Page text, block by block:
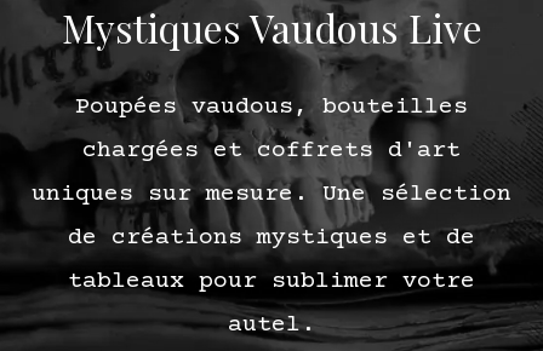
Mystiques Vaudous Live
Poupées vaudous, bouteilles
chargées et coffrets d'art
uniques sur mesure. Une sélection
de créations mystiques et de
tableaux pour sublimer votre
autel.